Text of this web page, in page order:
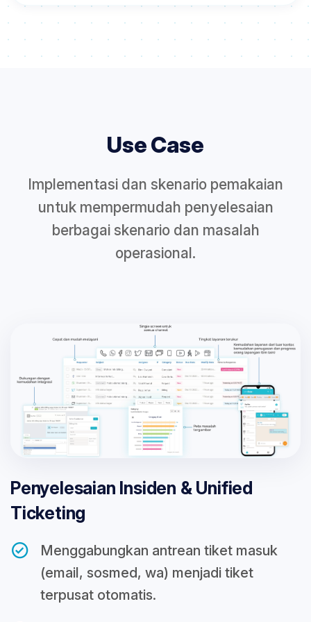
Use Case
Implementasi dan skenario pemakaian
untuk mempermudah penyelesaian
berbagai skenario dan masalah
operasional.
Penyelesaian Insiden & Unified
Ticketing
Menggabungkan antrean tiket masuk
(email, sosmed, wa) menjadi tiket
terpusat otomatis.